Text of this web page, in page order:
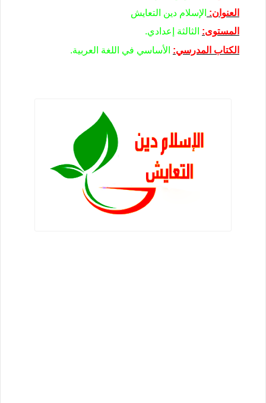
العنوان: الإسلام دين التعايش
المستوى: الثالثة إعدادي.
الكتاب المدرسي: الأساسي في اللغة العربية.